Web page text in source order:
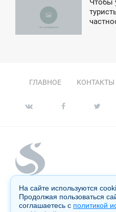
Чтобы
ГЛАВНОЕ КОНТАКТЫ
Копирование материалов сайта
согласия администрации и
На сайте используются
Продолжая пользоваться
соглашаетесь с политикой